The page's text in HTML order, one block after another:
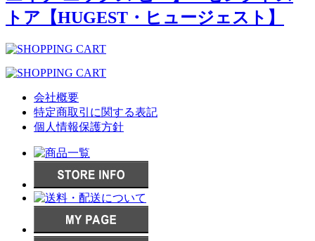
会社概要
特定商取引に関する表記
個人情報保護方針